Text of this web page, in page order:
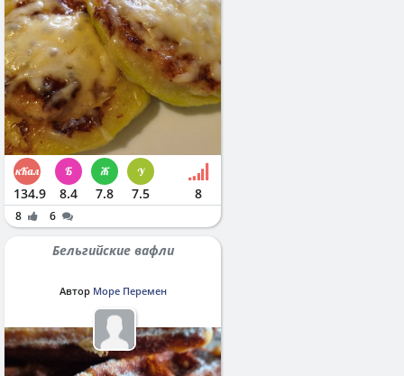
134.9 8.4 7.8 7.5 8
8 6
Бельгийские вафли
Автор Море Перемен